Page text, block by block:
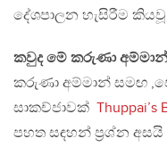
දේශපාලන හැසිරීම
කවුද මේ කරුණා
කරුණා අම්මාන් සමඟ
සාකච්ජාවක් Thuppai’s
පහත සඳහන් ප්‍රශ්න